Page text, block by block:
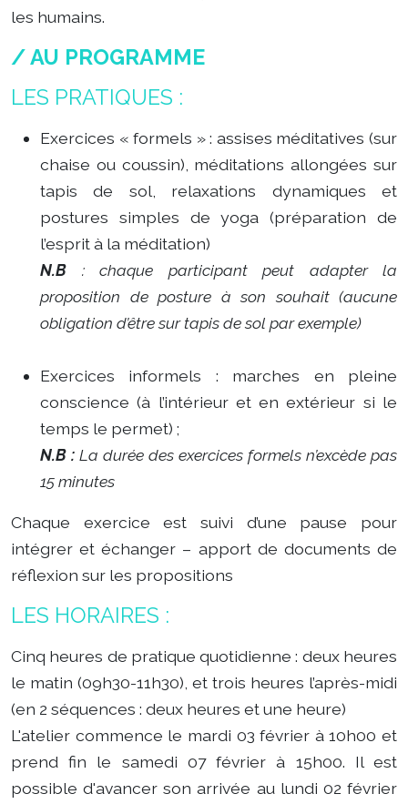
les humains.
/ AU PROGRAMME
LES PRATIQUES :
Exercices « formels » : assises méditatives (sur
chaise ou coussin), méditations allongées sur
tapis de sol, relaxations dynamiques et
postures simples de yoga (préparation de
l’esprit à la méditation)
N.B : chaque participant peut adapter la
proposition de posture à son souhait (aucune
obligation d’être sur tapis de sol par exemple)
Exercices informels : marches en pleine
conscience (à l’intérieur et en extérieur si le
temps le permet) ;
N.B : La durée des exercices formels n’excède pas
15 minutes
Chaque exercice est suivi d’une pause pour
intégrer et échanger – apport de documents de
réflexion sur les propositions
LES HORAIRES :
Cinq heures de pratique quotidienne : deux heures
le matin (09h30-11h30), et trois heures l’après-midi
(en 2 séquences : deux heures et une heure)
L'atelier commence le mardi 03 février à 10h00 et
prend fin le samedi 07 février à 15h00. Il est
possible d'avancer son arrivée au lundi 02 février